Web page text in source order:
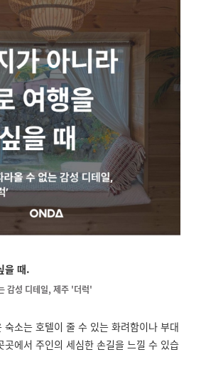
을 때.
감성 디테일, 제주 '더럭'
숙소는 호텔이 줄 수 있는 화려함이나 부대
곳에서 주인의 세심한 손길을 느낄 수 있습